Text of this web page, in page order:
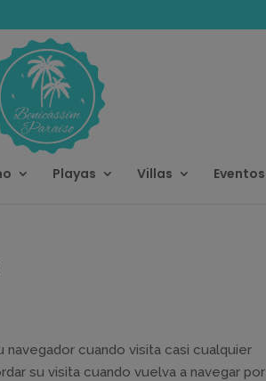
Playas Villas Eventos
navegador cuando visita casi cualquier
su visita cuando vuelva a navegar por